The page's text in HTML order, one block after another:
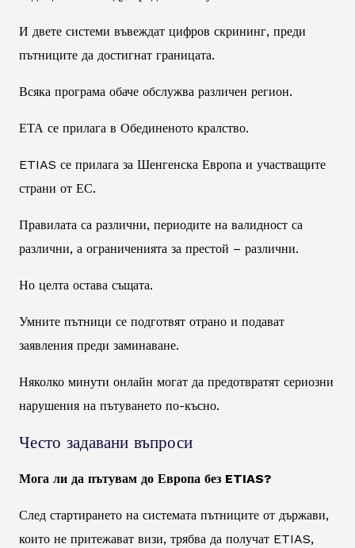
И двете системи въвеждат цифров скрининг, преди
пътниците да достигнат границата.
Всяка програма обаче обслужва различен регион.
ЕТА се прилага в Обединеното кралство.
ETIAS се прилага за Шенгенска Европа и участващите
страни от ЕС.
Правилата са различни, периодите на валидност са
различни, а ограниченията за престой – различни.
Но целта остава същата.
Умните пътници се подготвят отрано и подават
заявления преди заминаване.
Няколко минути онлайн могат да предотвратят сериозни
нарушения на пътуването по-късно.
Често задавани въпроси
Мога ли да пътувам до Европа без ETIAS?
След стартирането на системата пътниците от държави,
които не притежават визи, трябва да получат ETIAS,